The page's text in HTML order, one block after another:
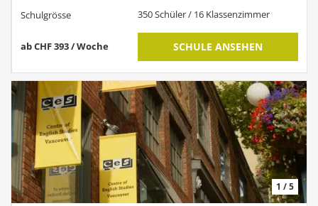
Schulgrösse 350 Schüler / 16 Klassenzimmer
ab CHF 393 / Woche SCHULE ANSEHEN
1 / 5